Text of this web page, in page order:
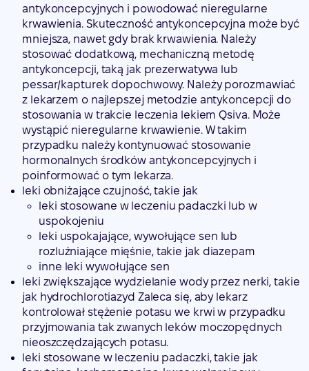
antykoncepcyjnych i powodować nieregularne
krwawienia. Skuteczność antykoncepcyjna może być
mniejsza, nawet gdy brak krwawienia. Należy
stosować dodatkową, mechaniczną metodę
antykoncepcji, taką jak prezerwatywa lub
pessar/kapturek dopochwowy. Należy porozmawiać
z lekarzem o najlepszej metodzie antykoncepcji do
stosowania w trakcie leczenia lekiem Qsiva. Może
wystąpić nieregularne krwawienie. W takim
przypadku należy kontynuować stosowanie
hormonalnych środków antykoncepcyjnych i
poinformować o tym lekarza.
leki obniżające czujność, takie jak
leki stosowane w leczeniu padaczki lub w
uspokojeniu
leki uspokajające, wywołujące sen lub
rozluźniające mięśnie, takie jak diazepam
inne leki wywołujące sen
leki zwiększające wydzielanie wody przez nerki, takie
jak hydrochlorotiazyd Zaleca się, aby lekarz
kontrolował stężenie potasu we krwi w przypadku
przyjmowania tak zwanych leków moczopędnych
nieoszczędzających potasu.
leki stosowane w leczeniu padaczki, takie jak